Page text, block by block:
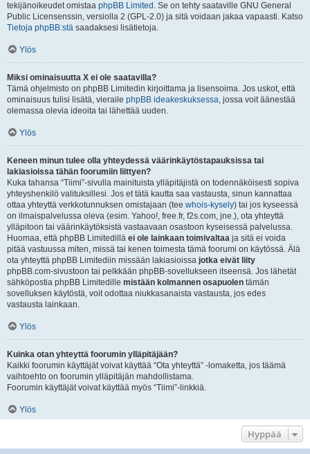
tekijänoikeudet omistaa phpBB Limited . Se on tehty saataville GNU General
Public Licensenssin, versiolla 2 (GPL-2.0) ja sitä voidaan jakaa vapaasti. Katso
Tietoja phpBB:stä saadaksesi lisätietoja.
Ylös
Miksi ominaisuutta X ei ole saatavilla?
Tämä ohjelmisto on phpBB Limitedin kirjoittama ja lisensoima. Jos uskot, että
ominaisuus tulisi lisätä, vieraile phpBB ideakeskuksessa, jossa voit äänestää
olemassa olevia ideoita tai lähettää uuden.
Ylös
Keneen minun tulee olla yhteydessä väärinkäytöstapauksissa tai
lakiasioissa tähän foorumiin liittyen?
Kuka tahansa “Tiimi”-sivulla mainituista ylläpitäjistä on todennäköisesti sopiva
yhteyshenkilö valituksillesi. Jos et tätä kautta saa vastausta, sinun kannattaa
ottaa yhteyttä verkkotunnuksen omistajaan (tee whois-kysely) tai jos kyseessä
on ilmaispalvelussa oleva (esim. Yahoo!, free.fr, f2s.com, jne.), ota yhteyttä
ylläpitoon tai väärinkäytöksistä vastaavaan osastoon kyseisessä palvelussa.
Huomaa, että phpBB Limitedillä ei ole lainkaan toimivaltaa ja sitä ei voida
pitää vastuussa miten, missä tai kenen toimesta tämä foorumi on käytössä. Älä
ota yhteyttä phpBB Limitediin missään lakiasioissa jotka eivät liity
phpBB.com-sivustoon tai pelkkään phpBB-sovellukseen itseensä. Jos lähetät
sähköpostia phpBB Limitedille mistään kolmannen osapuolen tämän
sovelluksen käytöstä, voit odottaa niukkasanaista vastausta, jos edes
vastausta lainkaan.
Ylös
Kuinka otan yhteyttä foorumin ylläpitäjään?
Kaikki foorumin käyttäjät voivat käyttää “Ota yhteyttä” -lomaketta, jos täämä
vaihtoehto on foorumin ylläpitäjän mahdollistama.
Foorumin käyttäjät voivat käyttää myös “Tiimi”-linkkiä.
Ylös
Hyppää